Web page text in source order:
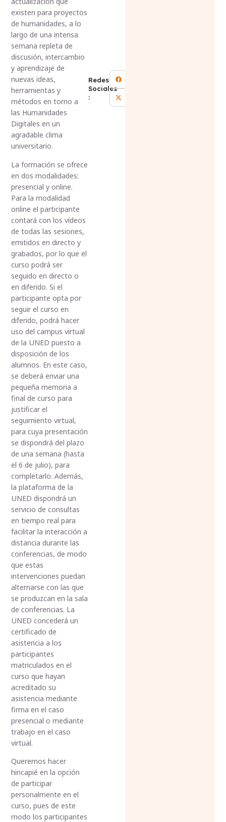
existen para proyectos
de humanidades, a lo
largo de una intensa
semana repleta de
discusión, intercambio
y aprendizaje de
nuevas ideas,
herramientas y
métodos en torno a
las Humanidades
Digitales en un
agradable clima
universitario.
La formación se ofrece
en dos modalidades:
presencial y online.
Para la modalidad
online el participante
contará con los vídeos
de todas las sesiones,
emitidos en directo y
grabados, por lo que el
curso podrá ser
seguido en directo o
en diferido. Si el
participante opta por
seguir el curso en
diferido, podrá hacer
uso del campus virtual
de la UNED puesto a
disposición de los
alumnos. En este caso,
se deberá enviar una
pequeña memoria a
final de curso para
justificar el
seguimiento virtual,
para cuya presentación
se dispondrá del plazo
de una semana (hasta
el 6 de julio), para
completarlo. Además,
la plataforma de la
UNED dispondrá un
servicio de consultas
en tiempo real para
facilitar la interacción a
distancia durante las
conferencias, de modo
que estas
intervenciones puedan
alternarse con las que
se produzcan en la sala
de conferencias. La
UNED concederá un
certificado de
asistencia a los
participantes
matriculados en el
curso que hayan
acreditado su
asistencia mediante
firma en el caso
presencial o mediante
trabajo en el caso
virtual.
Queremos hacer
hincapié en la opción
de participar
personalmente en el
curso, pues de este
modo los participantes
Redes
Sociales
: